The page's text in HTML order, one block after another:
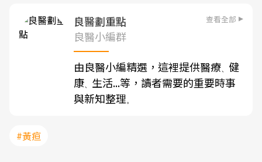
良醫劃重點 查看全部
良醫小編群
由良醫小編精選，這裡提供醫療、 健
康、 生活...等，讀者需要的重要時事
與新知整理。
#黃疸